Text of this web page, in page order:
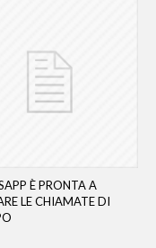
È PRONTA A
LE CHIAMATE DI